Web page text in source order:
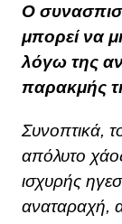
Ο
μπορεί να
λόγω της
παρακμής
Συνοπτικά,
απόλυτο
ισχυρής
αναταραχή,